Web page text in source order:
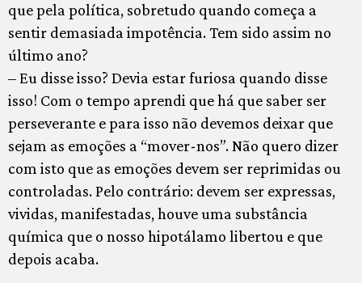
que pela política, sobretudo quando começa a
sentir demasiada impotência. Tem sido assim no
último ano?
– Eu disse isso? Devia estar furiosa quando disse
isso! Com o tempo aprendi que há que saber ser
perseverante e para isso não devemos deixar que
sejam as emoções a “mover-nos”. Não quero dizer
com isto que as emoções devem ser reprimidas ou
controladas. Pelo contrário: devem ser expressas,
vividas, manifestadas, houve uma substância
química que o nosso hipotálamo libertou e que
depois acaba.